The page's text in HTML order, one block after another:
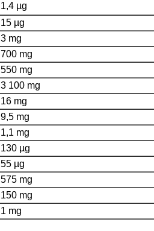
1,4 µg
15 µg
3 mg
700 mg
550 mg
3 100 mg
16 mg
9,5 mg
1,1 mg
130 µg
55 µg
575 mg
150 mg
1 mg